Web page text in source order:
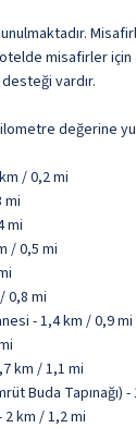
misafirler için
vardır.
değerine
/ 0,2 mi
mi
mi
/ 0,5 mi
0,8 mi
- 1,4 km / 0,9 mi
km / 1,1 mi
Buda Tapınağı)
2 km / 1,2 mi